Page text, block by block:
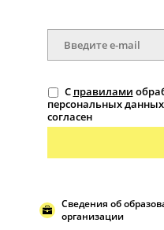
С правилами
персональных данных
согласен
Сведения об
организации